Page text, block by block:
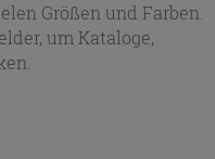
Größen und Farben.
um Kataloge,